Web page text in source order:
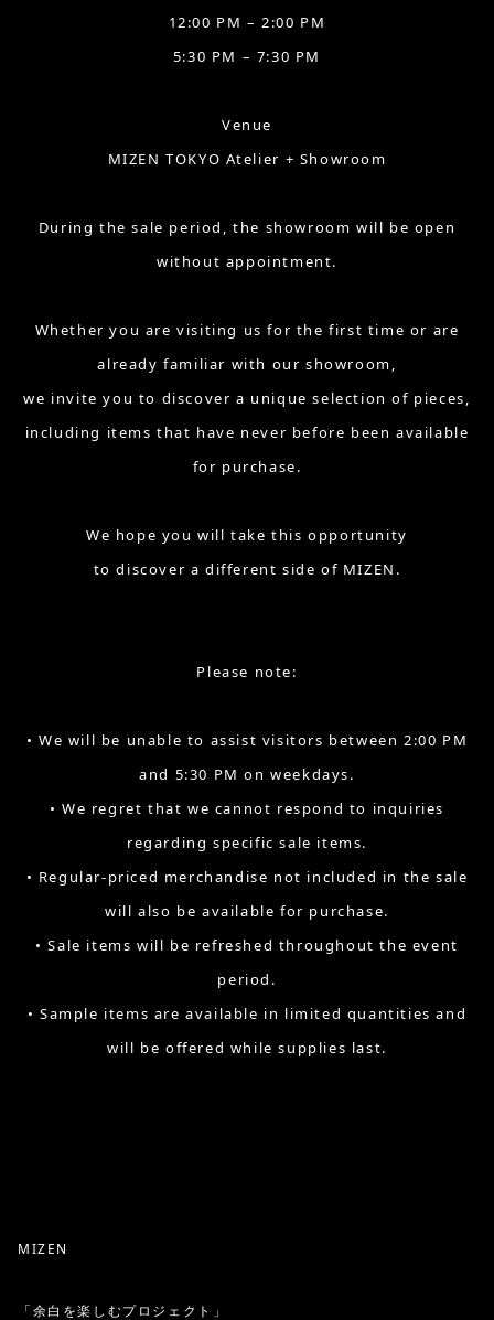
12:00 PM – 2:00 PM
5:30 PM – 7:30 PM
Venue
MIZEN TOKYO Atelier + Showroom
During the sale period, the showroom will be open
without appointment.
Whether you are visiting us for the first time or are
already familiar with our showroom,
we invite you to discover a unique selection of pieces,
including items that have never before been available
for purchase.
We hope you will take this opportunity
to discover a different side of MIZEN.
Please note:
• We will be unable to assist visitors between 2:00 PM
and 5:30 PM on weekdays.
• We regret that we cannot respond to inquiries
regarding specific sale items.
• Regular-priced merchandise not included in the sale
will also be available for purchase.
• Sale items will be refreshed throughout the event
period.
• Sample items are available in limited quantities and
will be offered while supplies last.
MIZEN
「余白を楽しむプロジェクト」